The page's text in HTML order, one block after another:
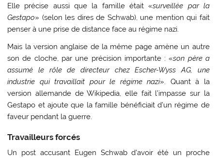
Elle précise aussi que la famille était «surveillée par la
Gestapo» (selon les dires de Schwab), une mention qui fait
penser à une prise de distance face au régime nazi.
Mais la version anglaise de la même page amène un autre
son de cloche, par une précision importante : «son père a
assumé le rôle de directeur chez Escher-Wyss AG, une
industrie qui travaillait pour le régime nazi». Quant à la
version allemande de Wikipedia, elle fait l’impasse sur la
Gestapo et ajoute que la famille bénéficiait d’un régime de
faveur pendant la guerre.
Travailleurs forcés
Un post accusant Eugen Schwab d’avoir été un proche